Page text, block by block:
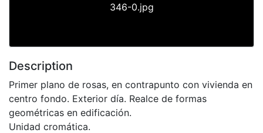
346-0.jpg
Description
Primer plano de rosas, en contrapunto con vivienda en
centro fondo. Exterior día. Realce de formas
geométricas en edificación.
Unidad cromática.